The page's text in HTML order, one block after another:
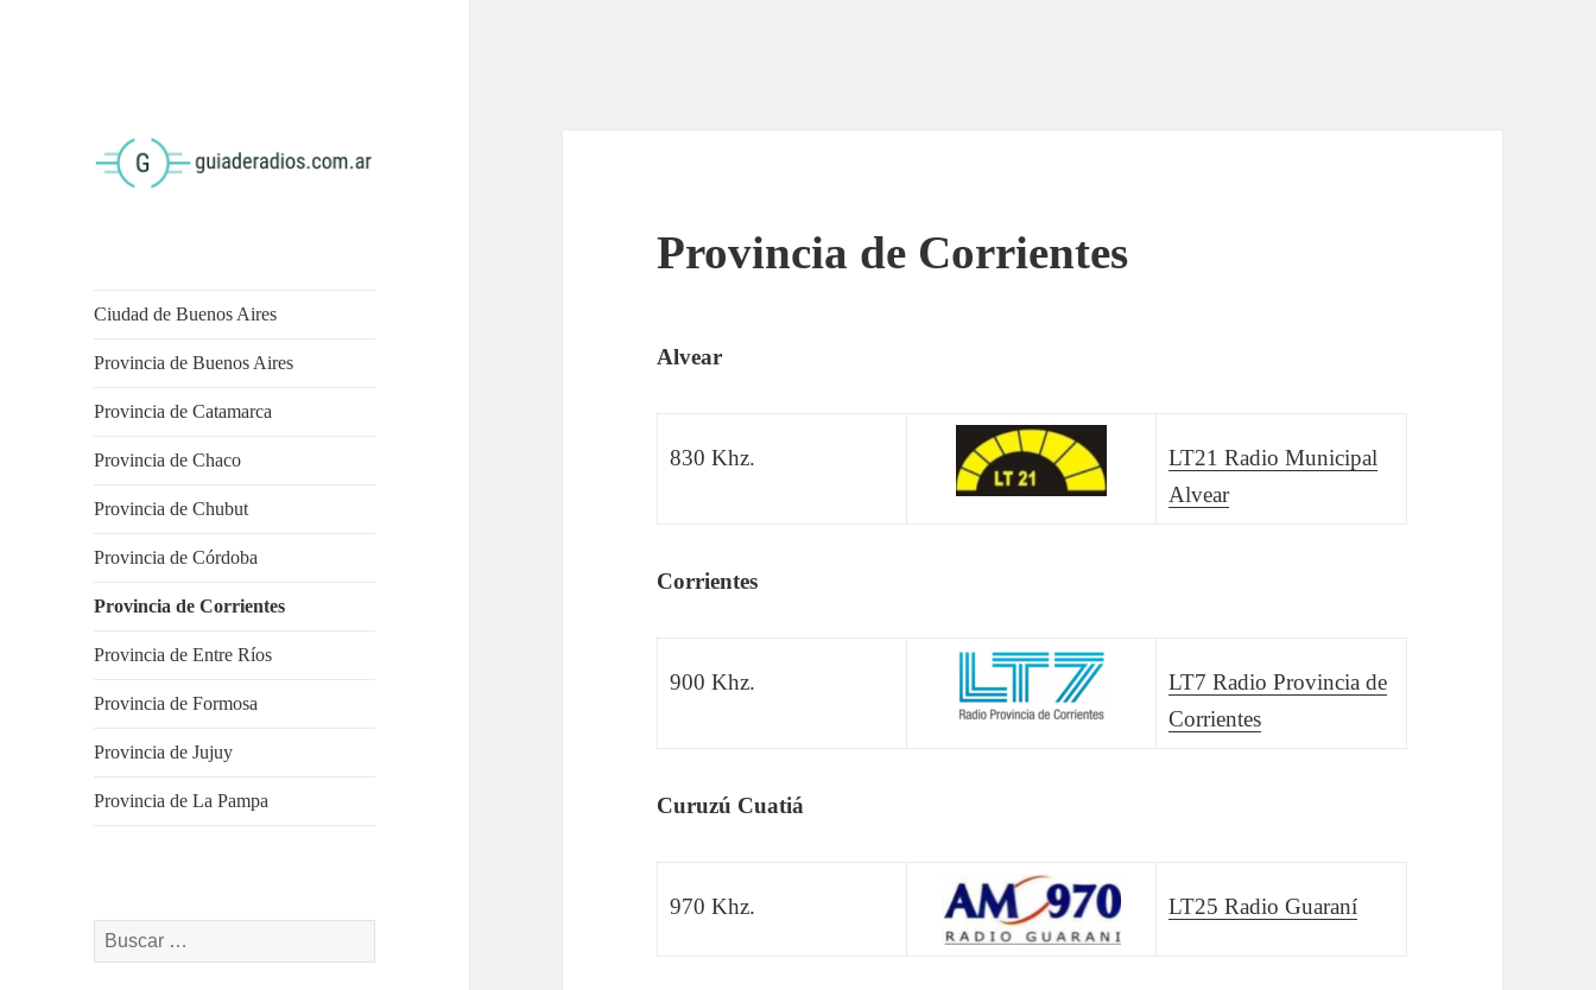
Ciudad de Buenos Aires
Provincia de Buenos Aires
Provincia de Catamarca
Provincia de Chaco
Provincia de Chubut
Provincia de Córdoba
Provincia de Corrientes
Provincia de Entre Ríos
Provincia de Formosa
Provincia de Jujuy
Provincia de La Pampa
Buscar:
Provincia de Corrientes
Alvear
830 Khz.
LT21 Radio Municipal
Alvear
Corrientes
900 Khz.
LT7 Radio Provincia de
Corrientes
Curuzú Cuatiá
970 Khz. LT25 Radio Guaraní